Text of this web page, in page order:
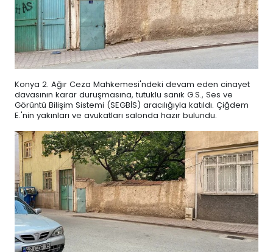
Konya 2. Ağır Ceza Mahkemesi'ndeki devam eden cinayet
davasının karar duruşmasına, tutuklu sanık G.S., Ses ve
Görüntü Bilişim Sistemi (SEGBİS) aracılığıyla katıldı. Çiğdem
E.'nin yakınları ve avukatları salonda hazır bulundu.